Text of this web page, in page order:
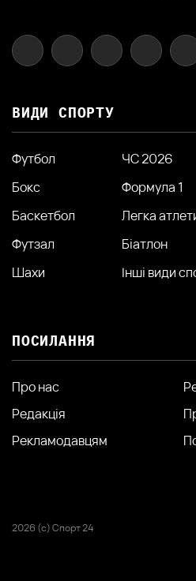
ВИДИ СПОРТУ
Футбол ЧС 2026
Бокс
Формула 1
Баскетбол
Легка
Футзал
Біатлон
Шахи
Інші види
ПОСИЛАННЯ
Про нас
Редакція
Рекламодавцям
2026 (с) Спорт 24